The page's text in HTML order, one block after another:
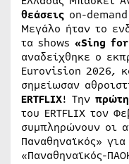
θεάσεις on-
Μεγάλο ήταν το
τα shows «Sing for
αναδείχθηκε ο
Eurovision 2026,
σημείωσαν
ERTFLIX! Την
του ERTFLIX τον
συμπληρώνουν οι
Παναθηναϊκός» για
«Παναθηναϊκός-